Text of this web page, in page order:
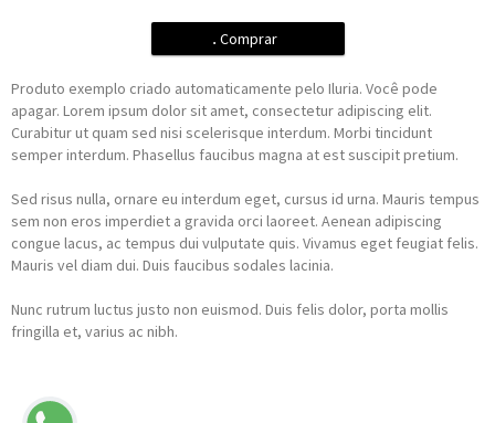
. Comprar
Produto exemplo criado automaticamente pelo Iluria. Você pode
apagar. Lorem ipsum dolor sit amet, consectetur adipiscing elit.
Curabitur ut quam sed nisi scelerisque interdum. Morbi tincidunt
semper interdum. Phasellus faucibus magna at est suscipit pretium.
Sed risus nulla, ornare eu interdum eget, cursus id urna. Mauris tempus
sem non eros imperdiet a gravida orci laoreet. Aenean adipiscing
congue lacus, ac tempus dui vulputate quis. Vivamus eget feugiat felis.
Mauris vel diam dui. Duis faucibus sodales lacinia.
Nunc rutrum luctus justo non euismod. Duis felis dolor, porta mollis
fringilla et, varius ac nibh.